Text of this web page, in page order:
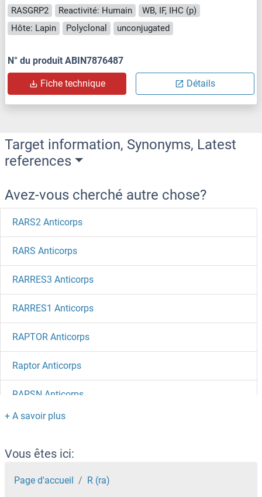
RASGRP2 Reactivité: Humain
WB, IF, IHC (p)
Hôte: Lapin
Polyclonal unconjugated
N° du produit ABIN7876487
Fiche technique Détails
Target information, Synonyms, Latest
references
Avez-vous cherché autre chose?
RARS2 Anticorps
RARS Anticorps
RARRES3 Anticorps
RARRES1 Anticorps
RAPTOR Anticorps
Raptor Anticorps
RAPSN Anticorps
RAPH1 Anticorps
RAPGEFL1 Anticorps
RAPGEF6 Anticorps
Vous êtes ici:
Page d'accueil R (ra)